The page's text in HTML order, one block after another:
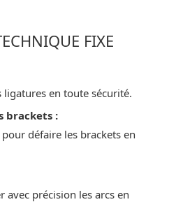
FIXE
ligatures en toute sécurité.
brackets :
défaire les brackets en
avec précision les arcs en